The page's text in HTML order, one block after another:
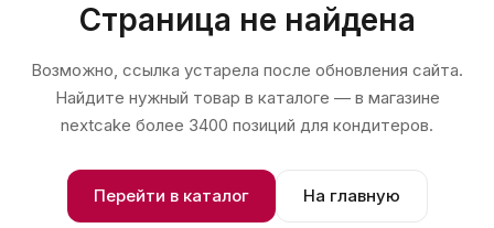
Страница не найдена
Возможно, ссылка устарела после обновления сайта.
Найдите нужный товар в каталоге — в магазине
nextcake более 3400 позиций для кондитеров.
Перейти в каталог На главную